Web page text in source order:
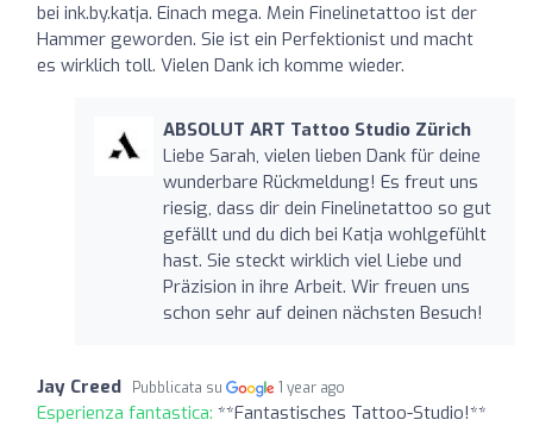
bei ink.by.katja. Einach mega. Mein Finelinetattoo ist der
Hammer geworden. Sie ist ein Perfektionist und macht
es wirklich toll. Vielen Dank ich komme wieder.
ABSOLUT ART Tattoo Studio Zürich
Liebe Sarah, vielen lieben Dank für deine
wunderbare Rückmeldung! Es freut uns
riesig, dass dir dein Finelinetattoo so gut
gefällt und du dich bei Katja wohlgefühlt
hast. Sie steckt wirklich viel Liebe und
Präzision in ihre Arbeit. Wir freuen uns
schon sehr auf deinen nächsten Besuch!
Jay Creed Pubblicata su 1 year ago
Esperienza fantastica: **Fantastisches Tattoo-Studio!**